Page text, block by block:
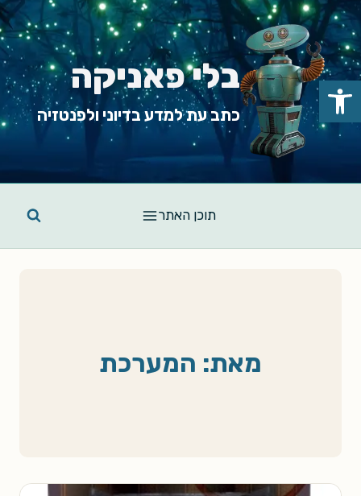
Skip
to
content
בלי פאניקה
כתב עת למדע בדיוני ולפנטזיה
תוכן האתר
מאת: המערכת
פתח סרגל נגישות